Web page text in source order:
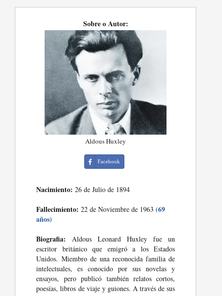
Sobre o Autor:
Aldous Huxley
Facebook
Nacimiento: 26 de Julio de 1894
Fallecimiento: 22 de Noviembre de 1963(69
años)
Biografia: Aldous Leonard Huxley fue un
escritor británico que emigró a los Estados
Unidos. Miembro de una reconocida familia de
intelectuales, es conocido por sus novelas y
ensayos, pero publicó también relatos cortos,
poesías, libros de viaje y guiones. A través de sus